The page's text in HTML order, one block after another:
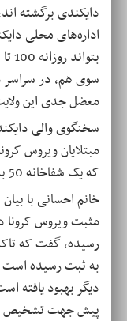
دایکندی برگشته
اداره‌های محلی
معضل جدی این
سخنگوی والی
که یک شفاخانه 50 بستر نیز به‌زودی فعال شود
خانم احسانی با
مثبت ویروس کرونا
رسیده، گفت که
به ثبت رسیده است
پیش جهت تشخیص به